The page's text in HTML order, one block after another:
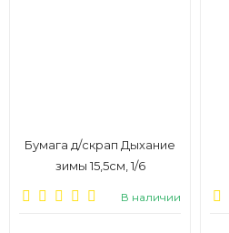
Бумага д/скрап Дыхание
зимы 15,5см, 1/6
В наличии